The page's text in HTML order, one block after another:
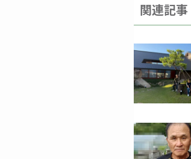
関連記事